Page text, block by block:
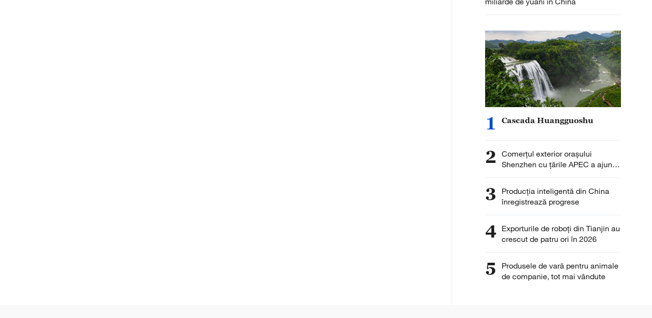
1 Cascada Huangguoshu
2 Comerțul exterior orașului
Shenzhen cu țările APEC a ajuns
la 1,98 trilioane yuani
3
Producția inteligentă din China
înregistrează progrese
4 Exporturile de roboți din Tianjin au
crescut de patru ori în 2026
5
Produsele de vară pentru animale
de companie, tot mai vândute